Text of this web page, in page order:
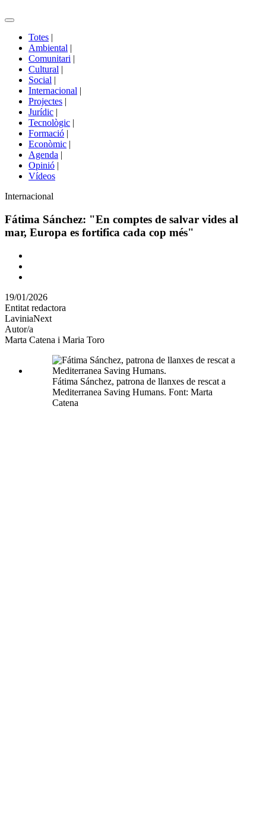
Commutador
portals
Totes |
Ambiental |
Comunitari |
Cultural |
Social |
Internacional |
Projectes |
Jurídic |
Tecnològic |
Formació |
Econòmic |
Agenda |
Opinió |
Vídeos
Àmbit
la
Internacional
Fátima Sánchez: "En comptes de salvar vides al
mar, Europa es fortifica cada cop més"
Comparteix
altres
xarxes
socials
19/01/2026
Entitat redactora
LaviniaNext
Autor/a
Marta Catena i Maria Toro
Fátima Sánchez, patrona de llanxes de rescat a
Mediterranea Saving Humans. Font: Marta
Catena